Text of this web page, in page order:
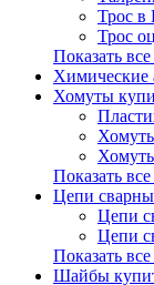
Трос в
Трос
Показать
Химические
Хомуты
Показать
Цепи
Цепи
Цепи
Показать
Шайбы